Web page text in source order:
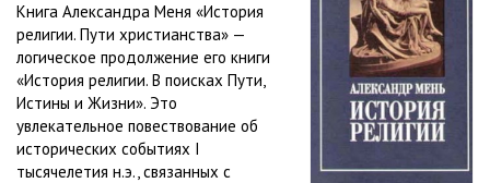
Книга Александра Меня «История
религии. Пути христианства» —
логическое продолжение его книги
«История религии. В поисках Пути,
Истины и Жизни». Это
увлекательное повествование об
исторических событиях I
тысячелетия н.э., связанных с